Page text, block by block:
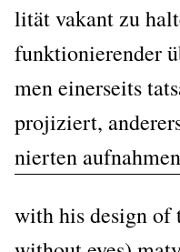
li­tät vakant zu
funk­tio­nie­ren­der
men einer­seits
pro­ji­ziert,
nier­ten
with his design